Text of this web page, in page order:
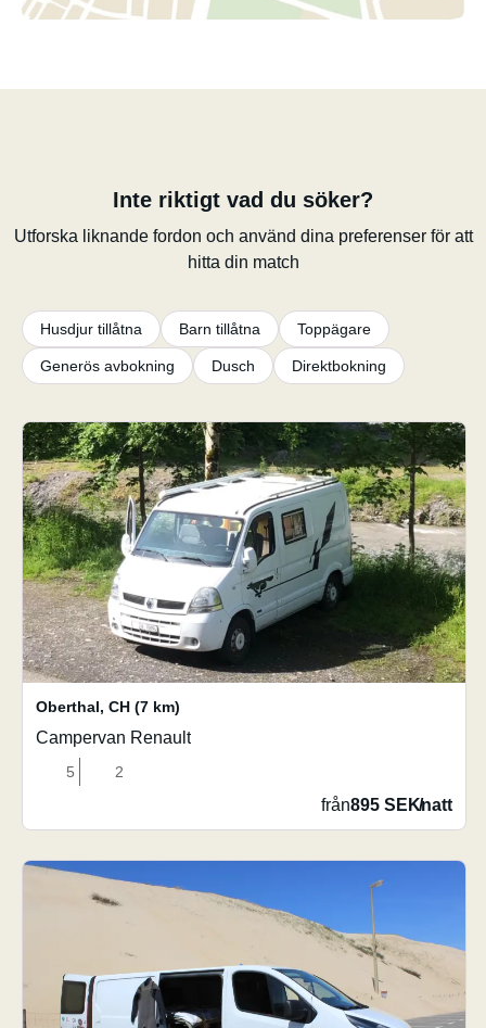
Inte riktigt vad du söker?
Utforska liknande fordon och använd dina preferenser för att
hitta din match
Husdjur tillåtna Barn tillåtna Toppägare
Generös avbokning Dusch Direktbokning
Oberthal, CH (7 km)
Campervan Renault
5 2
från895 SEK/natt